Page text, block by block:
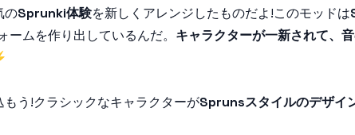
のSprunki体験を新しくアレンジしたものだよ!このモッドは
ムを作り出しているんだ。 キャラクターが一新されて、
う!クラシックなキャラクターがSprunsスタイルのデザイ